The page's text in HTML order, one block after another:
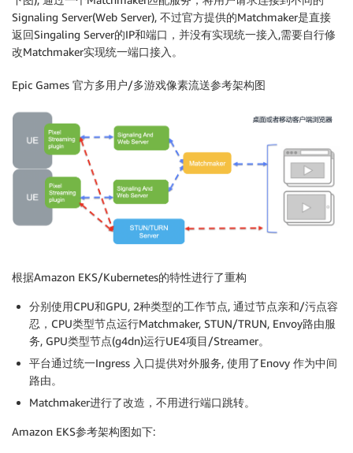
Signaling Server(Web Server), 不过官方提供的Matchmaker是直接
返回Singaling Server的IP和端口，并没有实现统一接入,需要自行修
改Matchmaker实现统一端口接入。
Epic Games 官方多用户/多游戏像素流送参考架构图
根据Amazon EKS/Kubernetes的特性进行了重构
分别使用CPU和GPU, 2种类型的工作节点, 通过节点亲和/污点容
忍，CPU类型节点运行Matchmaker, STUN/TRUN, Envoy路由服
务, GPU类型节点(g4dn)运行UE4项目/Streamer。
平台通过统一Ingress 入口提供对外服务, 使用了Enovy 作为中间
路由。
Matchmaker进行了改造，不用进行端口跳转。
Amazon EKS参考架构图如下: